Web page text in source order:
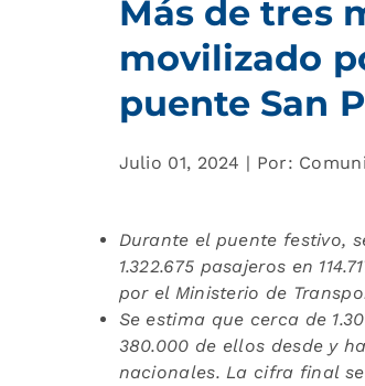
Más de tres
movilizado
puente San
Julio 01, 2024 | Por:
Durante el puente festivo,
1.322.675 pasajeros en
por el Ministerio de
Se estima que cerca de
380.000 de ellos desde y
nacionales. La cifra final